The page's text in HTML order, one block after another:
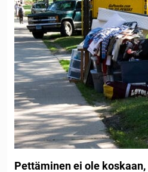
Pettäminen ei ole